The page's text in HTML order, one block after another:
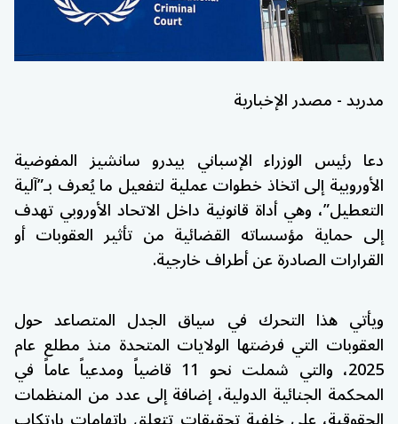
مدريد - مصدر الإخبارية
دعا رئيس الوزراء الإسباني بيدرو سانشيز المفوضية
الأوروبية إلى اتخاذ خطوات عملية لتفعيل ما يُعرف بـ”آلية
التعطيل”، وهي أداة قانونية داخل الاتحاد الأوروبي تهدف
إلى حماية مؤسساته القضائية من تأثير العقوبات أو
القرارات الصادرة عن أطراف خارجية.
ويأتي هذا التحرك في سياق الجدل المتصاعد حول
العقوبات التي فرضتها الولايات المتحدة منذ مطلع عام
2025، والتي شملت نحو 11 قاضياً ومدعياً عاماً في
المحكمة الجنائية الدولية، إضافة إلى عدد من المنظمات